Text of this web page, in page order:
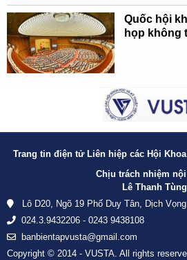
Quốc hội
họp không
Trang tin điện tử Liên hiệp các Hội
Chịu trách nhiệm
Lê Thanh Tùng
Lô D20, Ngõ 19 Phố Duy Tân, Dịch
024.3.9432206 - 0243 9438108
banbientapvusta@gmail.com
Copyright © 2014 - VUSTA. All rights